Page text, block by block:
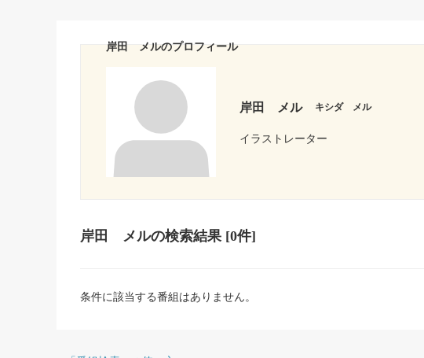
岸田 メルのプロフィール
岸田 メル キシダ メル
イラストレーター
岸田 メルの検索結果[0件]
条件に該当する番組はありません。